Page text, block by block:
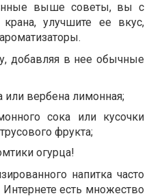
выше советы, вы с
улучшите ее вкус,
добавляя в нее обычные
вербена лимонная;
сока или кусочки
фрукта;
огурца!
напитка часто
есть множество